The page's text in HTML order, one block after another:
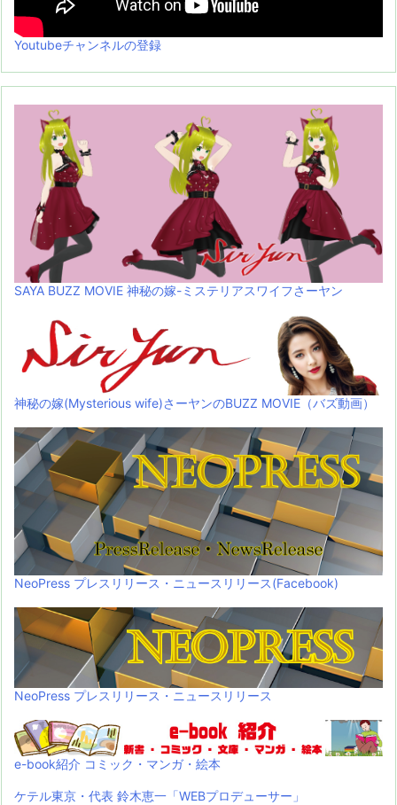
Youtubeチャンネルの登録
SAYA BUZZ MOVIE 神秘の嫁-ミステリアスワイフさーヤン
神秘の嫁(Mysterious wife)さーヤンのBUZZ MOVIE（バズ動画）
NeoPress プレスリリース・ニュースリリース(Facebook)
NeoPress プレスリリース・ニュースリリース
e-book紹介 コミック・マンガ・絵本
ケテル東京・代表 鈴木恵一「WEBプロデューサー」